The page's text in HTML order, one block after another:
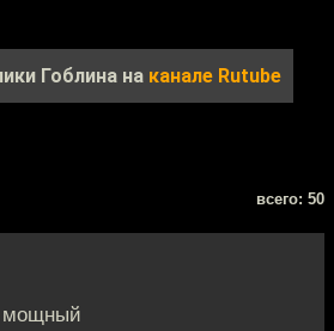
Гоблина на канале Rutube
всего: 50
мощный